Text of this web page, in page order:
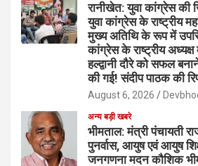
रानीखेत: युवा कांग्रेस की
युवा कांग्रेस के राष्ट्रीय
मुख्य अतिथि के रूप में
कांग्रेस के राष्ट्रीय
हल्द्वानी दौरे को सफल
की गई! संदीप पाठक की
August 6, 2026
अन्य बड़ी खबरे
भीमताल: मंत्री पंचायती
पुनर्वास, आयुष एवं आयुष
जनगणना मदन कौशिक